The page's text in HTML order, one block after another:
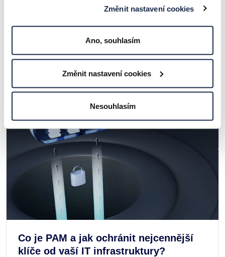
Změnit nastavení cookies
Ano, souhlasím
Změnit nastavení cookies
Nesouhlasím
Co je IaaS?
ČLÁNKY A ZAJÍMAVOSTI
Co je PAM a jak ochránit nejcennější
klíče od vaší IT infrastruktury?